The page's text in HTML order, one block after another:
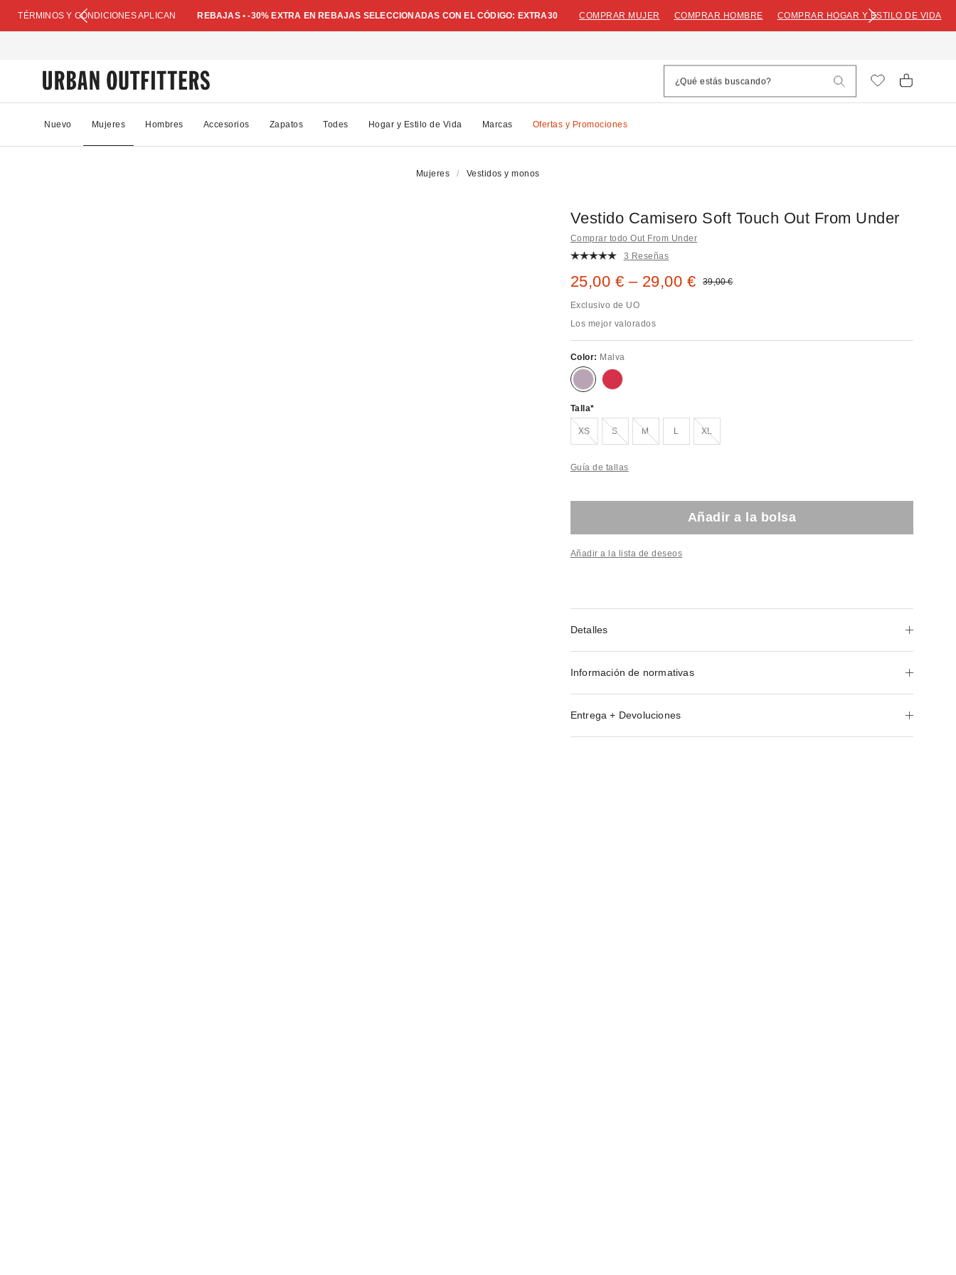
TÉRMINOS Y CONDICIONES APLICAN REBAJAS • -30% EXTRA EN REBAJAS SELECCIONADAS CON EL CÓDIGO: EXTRA30 COMPRAR MUJER COMPRAR HOMBRE COMPRAR HOGAR Y ESTILO DE VIDA
Nuevo Mujeres Hombres Accesorios Zapatos Todes Hogar y Estilo de Vida Marcas Ofertas y Promociones
Mujeres Vestidos y monos
Vestido Camisero Soft Touch Out From Under
Comprar todo Out From Under
3 Reseñas
Precio rebajado:
25,00 € – 29,00 € Precio original:
39,00 €
Exclusivo de UO
Los mejor valorados
Color: Malva
Talla
XS¡Agotado!
S¡Agotado!
M¡Agotado!
L XL¡Agotado!
Guía de tallas
Añadir a la bolsa
Añadir a la lista de deseos
Detalles
Información de normativas
Entrega + Devoluciones